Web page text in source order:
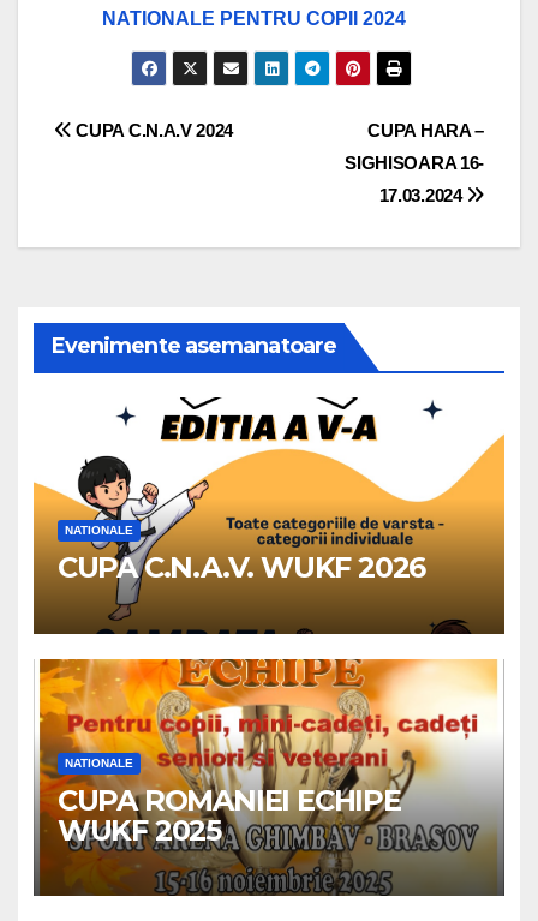
NATIONALE PENTRU COPII 2024
Navigare
articole
CUPA HARA –
SIGHISOARA 16-
17.03.2024
CUPA C.N.A.V 2024
Evenimente asemanatoare
NATIONALE
CUPA C.N.A.V. WUKF 2026
NATIONALE
CUPA ROMANIEI ECHIPE
WUKF 2025